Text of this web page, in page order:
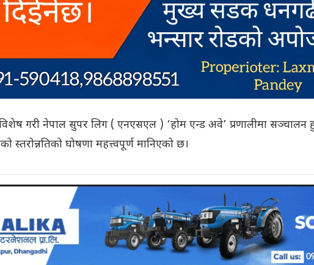
गरी नेपाल सुपर लिग ( एनएसएल ) ‘होम एन्ड अवे’ प्रणालीमा सञ्चालन
स्तरोन्नतिको घोषणा महत्त्वपूर्ण मानिएको छ।